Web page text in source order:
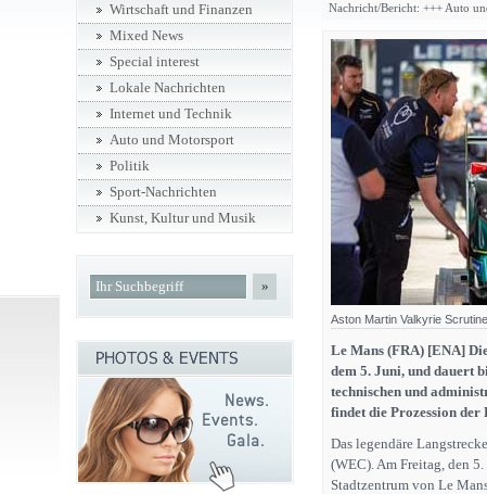
Nachricht/Bericht: +++ Auto
Aston Martin Valkyrie
Le Mans (FRA) [ENA]
dem 5. Juni, und dauert
technischen und
findet die Prozession
Das legendäre
(WEC). Am Freitag, den
Stadtzentrum von Le
Wirtschaft und Finanzen
Mixed News
Special interest
Lokale Nachrichten
Internet und Technik
Auto und Motorsport
Politik
Sport-Nachrichten
Kunst, Kultur und Musik
»